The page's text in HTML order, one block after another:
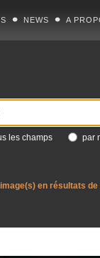
NEWS A
les champs par
en résultats